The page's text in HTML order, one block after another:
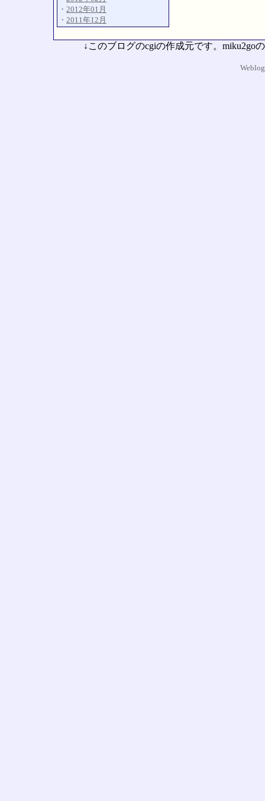
・ 2012年01月
・ 2011年12月
↓このブログのcgiの作成元です。miku2go